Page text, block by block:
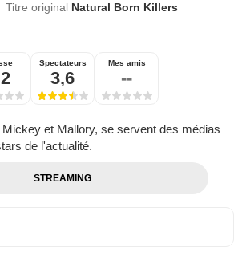
Titre original Natural Born Killers
Spectateurs
3,6
Mes amis
--
et Mallory, se servent des médias
de l'actualité.
STREAMING